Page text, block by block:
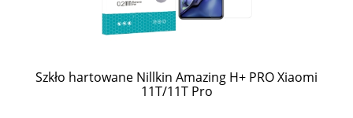
Szkło hartowane Nillkin Amazing H+ PRO Xiaomi
11T/11T Pro